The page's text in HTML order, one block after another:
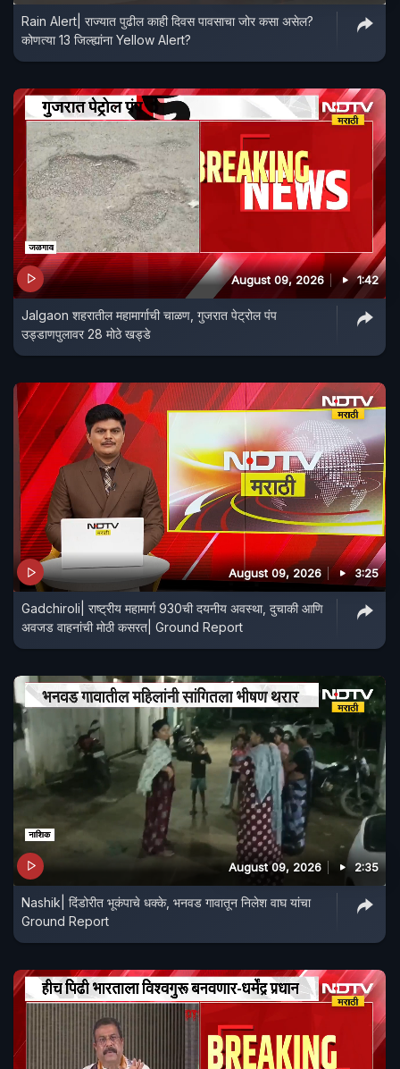
Rain Alert| राज्यात पुढील काही दिवस पावसाचा जोर कसा असेल?
कोणत्या 13 जिल्ह्यांना Yellow Alert?
August 09, 2026 1:42
Jalgaon शहरातील महामार्गाची चाळण, गुजरात पेट्रोल पंप
उड्डाणपुलावर 28 मोठे खड्डे
August 09, 2026 3:25
Gadchiroli| राष्ट्रीय महामार्ग 930ची दयनीय अवस्था, दुचाकी आणि
अवजड वाहनांची मोठी कसरत| Ground Report
August 09, 2026 2:35
Nashik| दिंडोरीत भूकंपाचे धक्के, भनवड गावातून निलेश वाघ यांचा
Ground Report